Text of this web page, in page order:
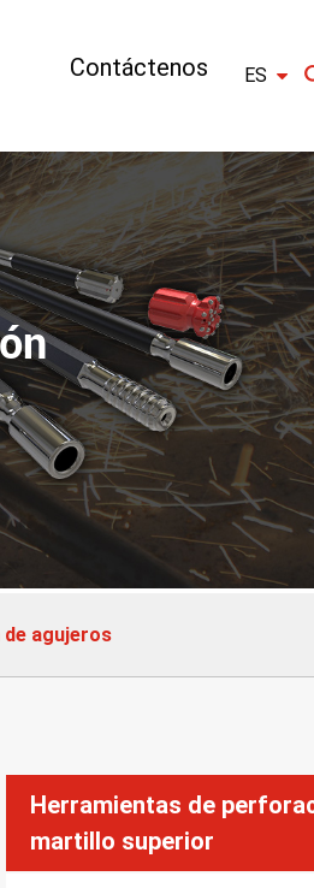
Contáctenos ES
IR ×
agujeros
Herramientas de
martillo superior